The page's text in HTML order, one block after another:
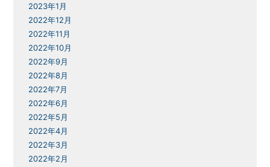
2023年1月
2022年12月
2022年11月
2022年10月
2022年9月
2022年8月
2022年7月
2022年6月
2022年5月
2022年4月
2022年3月
2022年2月